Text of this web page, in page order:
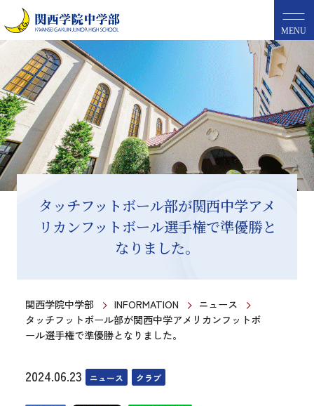
MENU
タッチフットボール部が関西中学アメ
リカンフットボール選手権で準優勝と
なりました。
関西学院中学部 INFORMATION
ニュース
タッチフットボール部が関西中学アメリカンフットボ
ール選手権で準優勝となりました。
2024.06.23 ニュース クラブ